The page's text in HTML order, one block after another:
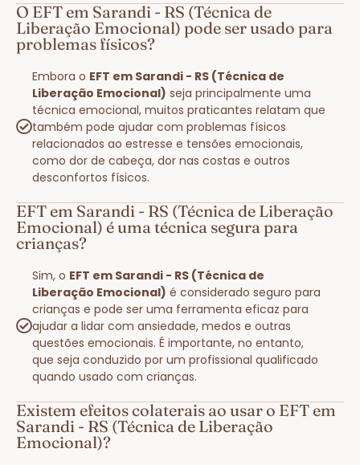
O EFT em Sarandi - RS (Técnica de
Liberação Emocional) pode ser usado para
problemas físicos?
Embora o EFT em Sarandi - RS (Técnica de
Liberação Emocional) seja principalmente uma
técnica emocional, muitos praticantes relatam que
também pode ajudar com problemas físicos
relacionados ao estresse e tensões emocionais,
como dor de cabeça, dor nas costas e outros
desconfortos físicos.
EFT em Sarandi - RS (Técnica de Liberação
Emocional) é uma técnica segura para
crianças?
Sim, o EFT em Sarandi - RS (Técnica de
Liberação Emocional) é considerado seguro para
crianças e pode ser uma ferramenta eficaz para
ajudar a lidar com ansiedade, medos e outras
questões emocionais. É importante, no entanto,
que seja conduzido por um profissional qualificado
quando usado com crianças.
Existem efeitos colaterais ao usar o EFT em
Sarandi - RS (Técnica de Liberação
Emocional)?